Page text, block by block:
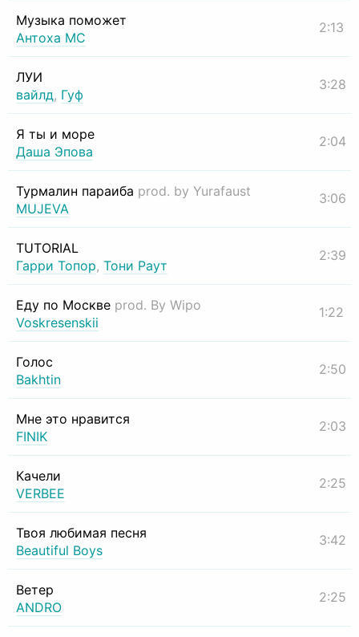
Музыка поможет
Антоха МС
2:13
ЛУИ
вайлд, Гуф
3:28
Я ты и море
Даша Эпова
2:04
Турмалин параиба prod. by Yurafaust
MUJEVA
3:06
TUTORIAL
Гарри Топор, Тони Раут
2:39
Еду по Москве prod. By Wipo
Voskresenskii
1:22
Голос
Bakhtin
2:50
Мне это нравится
FINIK
2:03
Качели
VERBEE
2:25
Твоя любимая песня
Beautiful Boys
3:42
Ветер
ANDRO
2:25